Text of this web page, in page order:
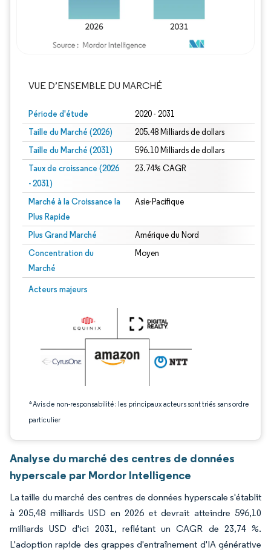
VUE D’ENSEMBLE DU MARCHÉ
Période d'étude 2020 - 2031
Taille du Marché (2026) 205.48 Milliards de dollars
Taille du Marché (2031) 596.10 Milliards de dollars
Taux de croissance (2026
- 2031)
23.74% CAGR
Marché à la Croissance la
Plus Rapide
Asie-Pacifique
Plus Grand Marché Amérique du Nord
Concentration du
Marché
Moyen
Acteurs majeurs
*Avis de non-responsabilité : les principaux acteurs sont triés sans ordre
particulier
Image © Mordor Intelligence. La réutilisation nécessite une attribution sous CC
Analyse du marché des centres de données
hyperscale par Mordor Intelligence
La taille du marché des centres de données hyperscale s'établit
à 205,48 milliards USD en 2026 et devrait atteindre 596,10
milliards USD d'ici 2031, reflétant un CAGR de 23,74 %.
L'adoption rapide des grappes d'entraînement d'IA générative